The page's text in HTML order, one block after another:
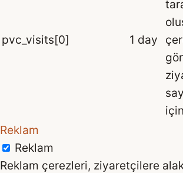
pvc_visits[0] 1 day
Reklam
Reklam
Reklam çerezleri, ziyaretçilere